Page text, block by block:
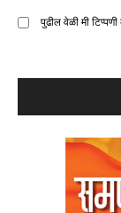
पुढील वेळी मी